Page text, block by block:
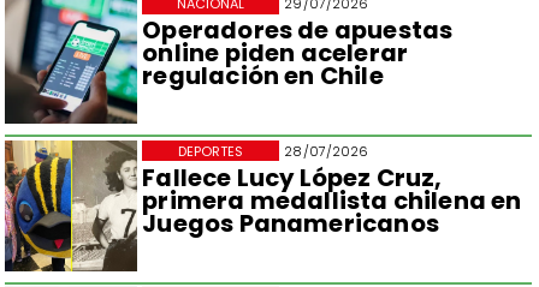
Operadores de apuestas
online piden acelerar
regulación en Chile
28/07/2026
Fallece Lucy López Cruz,
primera medallista chilena en
Juegos Panamericanos
DEPORTES